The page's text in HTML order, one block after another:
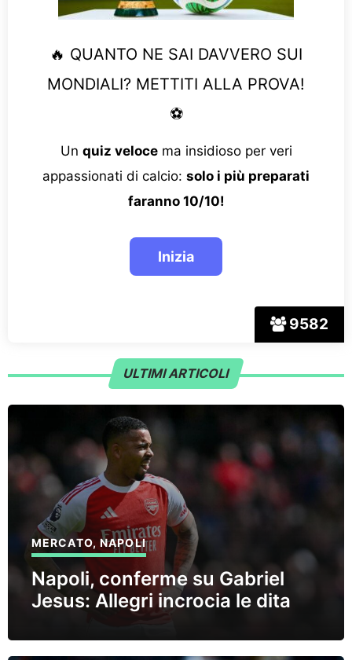
9582
🔥 QUANTO NE SAI DAVVERO SUI
MONDIALI? METTITI ALLA PROVA!
⚽
Un quiz velocema insidioso per veri
appassionati di calcio: solo i più preparati
faranno 10/10!
ULTIMI ARTICOLI
MERCATO,NAPOLI
Napoli, conferme su Gabriel
Jesus: Allegri incrocia le dita